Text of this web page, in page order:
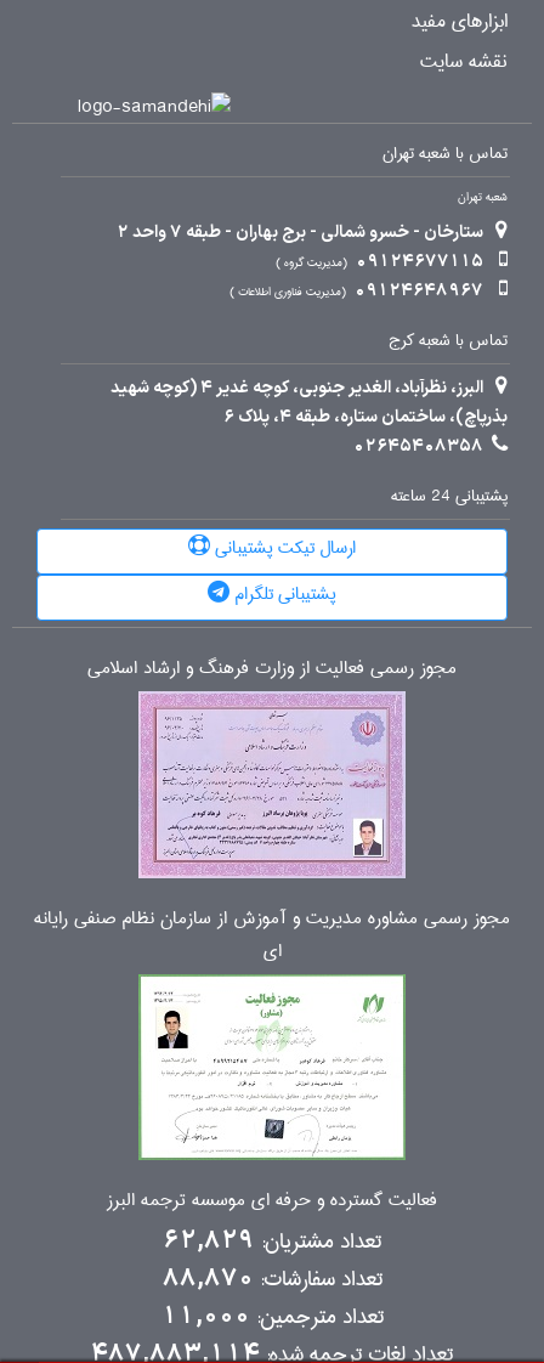
ابزارهای مفید
نقشه سایت
تماس با شعبه تهران
شعبه تهران
ستارخان - خسرو شمالی - برج بهاران - طبقه 7 واحد 2
09124677115
مدیریت گروه
09124648967 مدیریت فناوری اطلاعات
تماس با شعبه کرج
البرز، نظرآباد، الغدیر جنوبی، کوچه غدیر 4 (کوچه شهید
بذرپاچ)، ساختمان ستاره، طبقه 4، پلاک 6
02645408358
پشتیبانی 24 ساعته
ارسال تیکت پشتیبانی
پشتیبانی تلگرام
مجوز رسمی فعالیت از وزارت فرهنگ و ارشاد اسلامی
مجوز رسمی مشاوره مدیریت و آموزش از سازمان نظام صنفی رایانه
ای
فعالیت گسترده و حرفه ای موسسه ترجمه البرز
تعداد مشتریان: 62,829
تعداد سفارشات: 88,870
تعداد مترجمین: 11,000
تعداد لغات ترجمه شده:487,883,114